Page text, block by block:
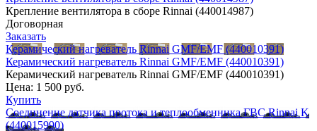
Крепление вентилятора в сборе Rinnai (440014987)
Договорная
Заказать
Керамический нагреватель Rinnai GMF/EMF (440010391)
Керамический нагреватель Rinnai GMF/EMF (440010391)
Керамический нагреватель Rinnai GMF/EMF (440010391)
Цена: 1 500 руб.
Купить
Соединение датчика протока и теплообменника ГВС Rinnai K
(440015990)